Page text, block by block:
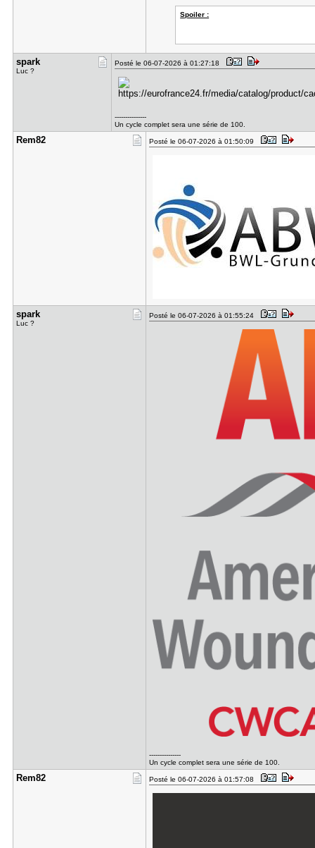
Spoiler :
spark
Luc ?
Posté le 06-07-2026 à 01:27:18
---------------
Un cycle complet sera une série de 100.
Rem82 Posté le 06-07-2026 à 01:50:09
spark
Luc ?
Posté le 06-07-2026 à 01:55:24
---------------
Un cycle complet sera une série de 100.
Rem82 Posté le 06-07-2026 à 01:57:08